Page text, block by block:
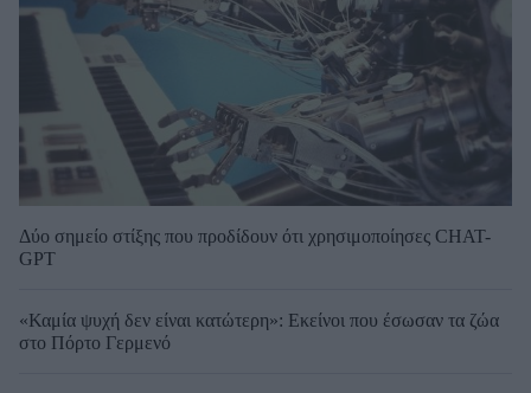
Δύο σημείο στίξης που προδίδουν ότι χρησιμοποίησες CHAT-
GPT
«Καμία ψυχή δεν είναι κατώτερη»: Εκείνοι που έσωσαν τα ζώα
στο Πόρτο Γερμενό